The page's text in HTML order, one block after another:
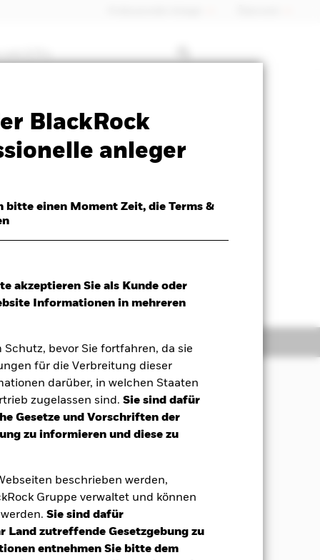
BlackRock
anleger
bitte einen Moment Zeit, die Terms &
akzeptieren Sie als Kunde oder
Informationen in mehreren
Schutz, bevor Sie fortfahren, da sie
für die Verbreitung dieser
darüber, in welchen Staaten
zugelassen sind. Sie sind dafür
Gesetze und Vorschriften der
zu informieren und diese zu
beschrieben werden,
Gruppe verwaltet und können
Sie sind dafür
zutreffende Gesetzgebung zu
entnehmen Sie bitte dem
Positionen Unterlagen
einer Weise, die den Grundsätzen
der Regel durchschnittlich zwei
in hochverzinslichen
Der Fonds kann in
wird quantitative (d. h.
zu erzielen. Aktien werden
ausgewählt und gewichtet.